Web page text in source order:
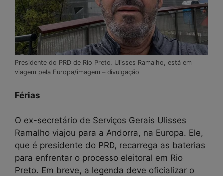
Presidente do PRD de Rio Preto, Ulisses Ramalho, está em
viagem pela Europa/imagem – divulgação
Férias
O ex-secretário de Serviços Gerais Ulisses
Ramalho viajou para a Andorra, na Europa. Ele,
que é presidente do PRD, recarrega as baterias
para enfrentar o processo eleitoral em Rio
Preto. Em breve, a legenda deve oficializar o